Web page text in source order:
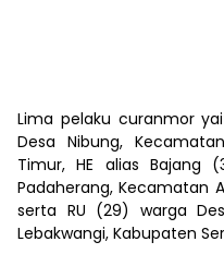
Lima pelaku curanmor
Desa Nibung,
Timur, HE alias Bajang
Padaherang, Kecamatan
serta RU (29) warga
Lebakwangi, Kabupaten